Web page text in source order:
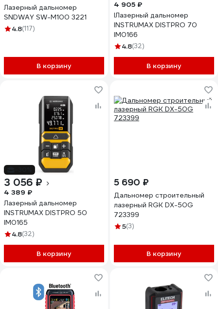
Лазерный дальномер
SNDWAY SW-M100 3221
4.8(117)
В корзину
4 905 ₽
IЛазерный дальномер
INSTRUMAX DISTPRO 70
IM0166
4.8(32)
В корзину
3 056 ₽
4 389 ₽
Лазерный дальномер
INSTRUMAX DISTPRO 50
IM0165
4.8(32)
В корзину
5 690 ₽
Дальномер строительный
лазерный RGK DX-50G
723399
5(3)
В корзину